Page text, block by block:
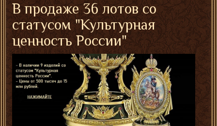
В продаже 36 лотов со
статусом "Культурная
ценность России"